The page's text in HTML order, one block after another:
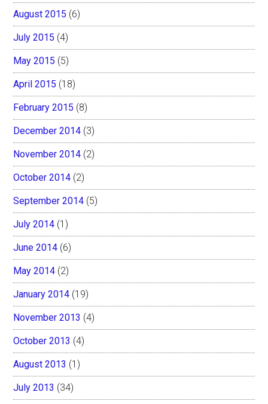
August 2015 (6)
July 2015 (4)
May 2015 (5)
April 2015 (18)
February 2015 (8)
December 2014 (3)
November 2014 (2)
October 2014 (2)
September 2014 (5)
July 2014 (1)
June 2014 (6)
May 2014 (2)
January 2014 (19)
November 2013 (4)
October 2013 (4)
August 2013 (1)
July 2013 (34)